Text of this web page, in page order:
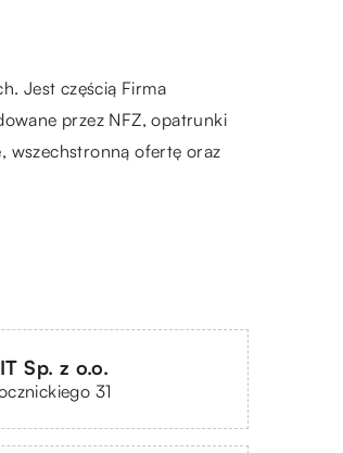
Jest częścią Firma
przez NFZ, opatrunki
wszechstronną ofertę oraz
Sp. z o.o.
31